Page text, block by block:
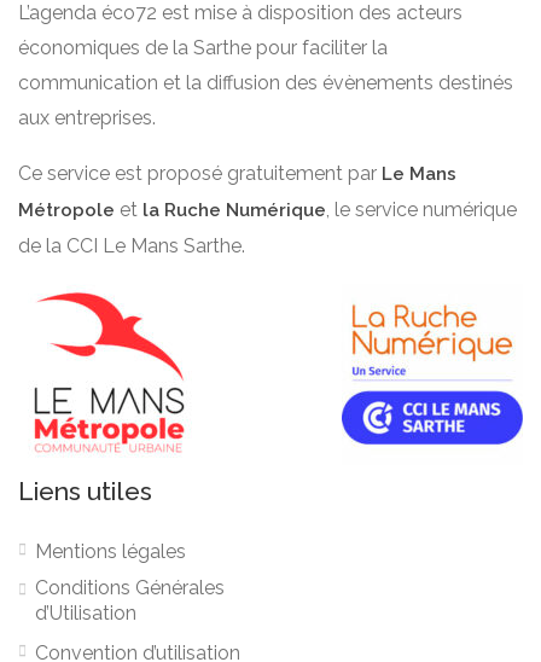
L’agenda éco72 est mise à disposition des acteurs
économiques de la Sarthe pour faciliter la
communication et la diffusion des évènements destinés
aux entreprises.
Ce service est proposé gratuitement par Le Mans
Métropole et la Ruche Numérique, le service numérique
de la CCI Le Mans Sarthe.
Liens utiles
Mentions légales
Conditions Générales
d’Utilisation
Convention d’utilisation